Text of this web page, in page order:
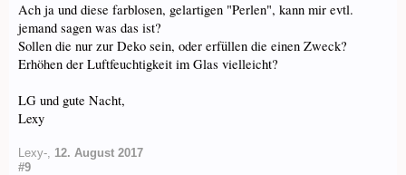
Ach ja und diese farblosen, gelartigen "Perlen", kann mir evtl.
jemand sagen was das ist?
Sollen die nur zur Deko sein, oder erfüllen die einen Zweck?
Erhöhen der Luftfeuchtigkeit im Glas vielleicht?
LG und gute Nacht,
Lexy
Lexy-, 12. August 2017
#9